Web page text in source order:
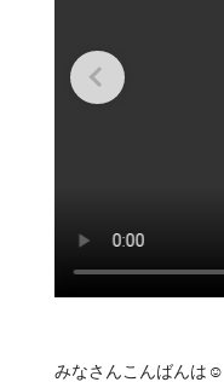
みなさんこんばんは☺︎